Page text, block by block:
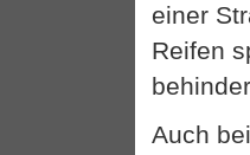
einer
Reifen
Auch